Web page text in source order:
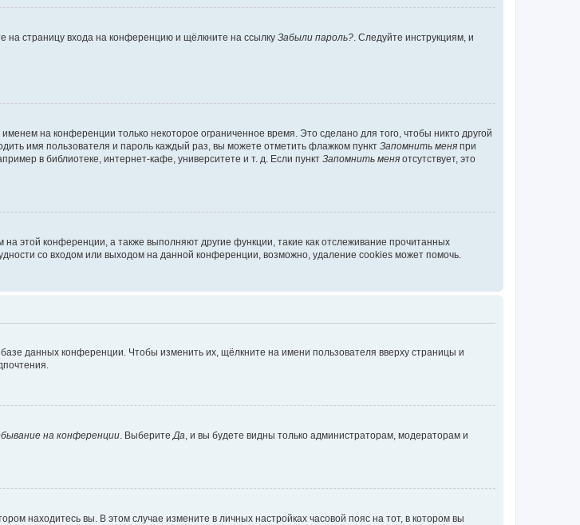
на страницу входа на конференцию и щёлкните на ссылку Забыли пароль?. Следуйте инструкциям, и
на конференции только некоторое ограниченное время. Это сделано для того, чтобы никто другой
имя пользователя и пароль каждый раз, вы можете отметить флажком пункт Запомнить меня при
в библиотеке, интернет-кафе, университете и т. д. Если пункт Запомнить меня отсутствует, это
этой конференции, а также выполняют другие функции, такие как отслеживание прочитанных
со входом или выходом на данной конференции, возможно, удаление cookies может помочь.
данных конференции. Чтобы изменить их, щёлкните на имени пользователя вверху страницы и
на конференции. ВыберитеДа, и вы будете видны только администраторам, модераторам и
находитесь вы. В этом случае измените в личных настройках часовой пояс на тот, в котором вы